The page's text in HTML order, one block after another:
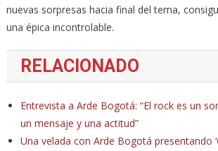
nuevas sorpresas hacia final del tema,
una épica incontrolable.
RELACIONADO
Entrevista a Arde Bogotá: “El rock es un
un mensaje y una actitud”
Una velada con Arde Bogotá presentando